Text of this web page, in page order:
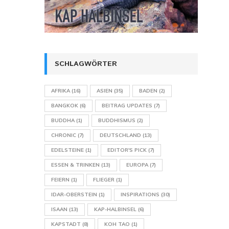
SCHLAGWÖRTER
AFRIKA(16) ASIEN (35) BADEN (2)
BANGKOK (6) BEITRAG UPDATES (7)
BUDDHA(1) BUDDHISMUS (2)
CHRONIC (7) DEUTSCHLAND (13)
EDELSTEINE (1) EDITOR'S PICK (7)
ESSEN & TRINKEN (13) EUROPA(7)
FEIERN (1) FLIEGER (1)
IDAR-OBERSTEIN (1) INSPIRATIONS (30)
ISAAN (13) KAP-HALBINSEL (6)
KAPSTADT (8) KOH TAO (1)